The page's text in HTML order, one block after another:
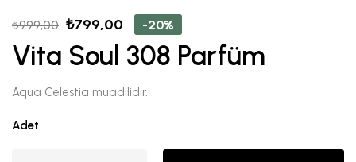
₺999,00 ₺799,00 -20%
Vita Soul 308 Parfüm
Aqua Celestia muadilidir.
Adet